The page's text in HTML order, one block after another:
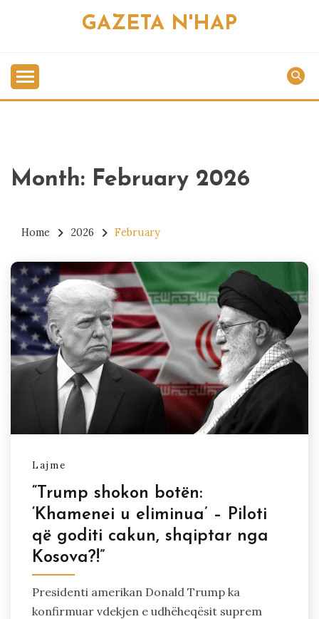
GAZETA N'HAP
Month: February 2026
Home 2026 February
Lajme
“Trump shokon botën:
‘Khamenei u eliminua’ – Piloti
që goditi cakun, shqiptar nga
Kosova?!”
Presidenti amerikan Donald Trump ka
konfirmuar vdekjen e udhëheqësit suprem